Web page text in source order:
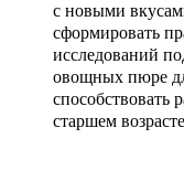
с новыми
сформировать
исследований
овощных пюре
способствовать
старшем возрасте